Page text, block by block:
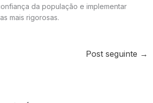
da população e implementar
mais rigorosas.
Post seguinte →